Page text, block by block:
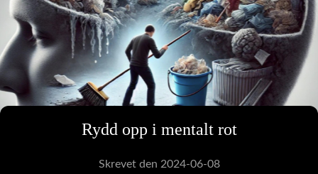
Rydd opp i mentalt rot
Skrevet den 2024-06-08